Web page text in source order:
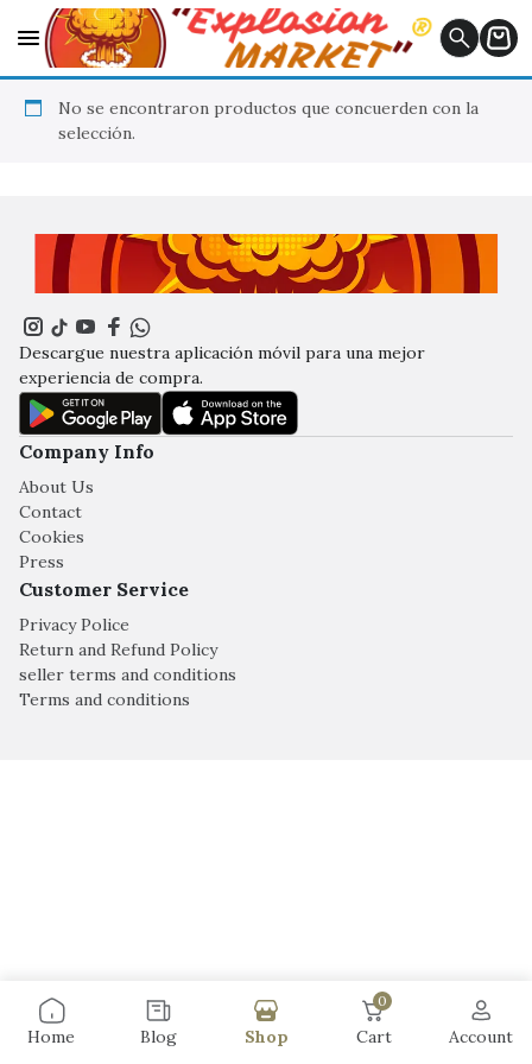
No se encontraron productos que concuerden con la
selección.
Descargue nuestra aplicación móvil para una mejor
experiencia de compra.
Company Info
About Us
Contact
Cookies
Press
Customer Service
Privacy Police
Return and Refund Policy
seller terms and conditions
Terms and conditions
Home Blog Shop
0
Cart Account